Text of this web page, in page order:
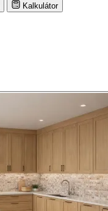
Kalkulátor